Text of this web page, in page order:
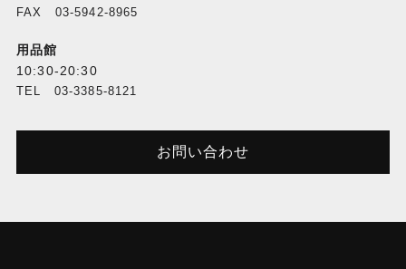
FAX 03-5942-8965
用品館
10:30-20:30
TEL 03-3385-8121
お問い合わせ